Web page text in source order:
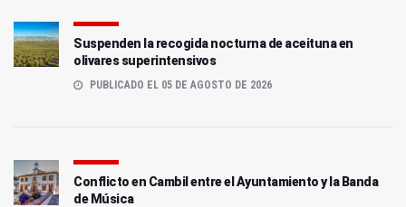
Suspenden la recogida nocturna de aceituna en
olivares superintensivos
PUBLICADO EL 05 DE AGOSTO DE 2026
Conflicto en Cambil entre el Ayuntamiento y la Banda
de Música